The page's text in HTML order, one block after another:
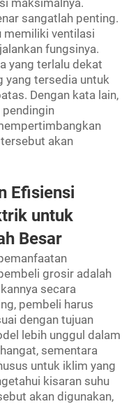
maksimalnya.
sangatlah penting.
memiliki ventilasi
fungsinya.
yang terlalu dekat
yang tersedia untuk
Dengan kata lain,
akan
Efisiensi
untuk
Besar
grosir adalah
secara
pembeli harus
dengan tujuan
lebih unggul dalam
sementara
untuk iklim yang
kisaran suhu
akan digunakan,